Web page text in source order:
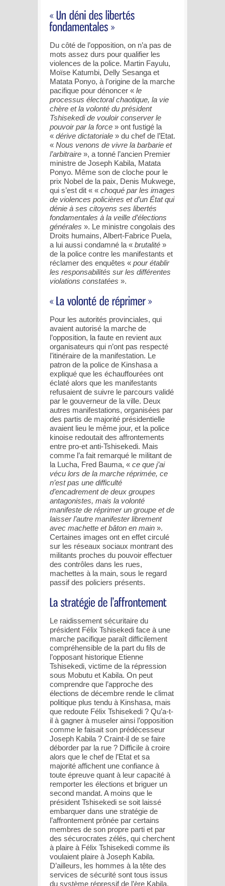
Du côté de l’opposition, on n’a pas de
mots assez durs pour qualifier les
violences de la police. Martin Fayulu,
Moïse Katumbi, Delly Sesanga et
Matata Ponyo, à l’origine de la marche
pacifique pour dénoncer « le
processus électoral chaotique, la vie
chère et la volonté du président
Tshisekedi de vouloir conserver le
pouvoir par la force » ont fustigé la
« dérive dictatoriale » du chef de l’Etat.
« Nous venons de vivre la barbarie et
l’arbitraire », a tonné l’ancien Premier
ministre de Joseph Kabila, Matata
Ponyo. Même son de cloche pour le
prix Nobel de la paix, Denis Mukwege,
qui s’est dit « « choqué par les images
de violences policières et d’un État qui
dénie à ses citoyens ses libertés
fondamentales à la veille d’élections
générales ». Le ministre congolais des
Droits humains, Albert-Fabrice Puela,
a lui aussi condamné la « brutalité »
de la police contre les manifestants et
réclamer des enquêtes « pour établir
les responsabilités sur les différentes
violations constatées ».
Pour les autorités provinciales, qui
avaient autorisé la marche de
l’opposition, la faute en revient aux
organisateurs qui n’ont pas respecté
l’itinéraire de la manifestation. Le
patron de la police de Kinshasa a
expliqué que les échauffourées ont
éclaté alors que les manifestants
refusaient de suivre le parcours validé
par le gouverneur de la ville. Deux
autres manifestations, organisées par
des partis de majorité présidentielle
avaient lieu le même jour, et la police
kinoise redoutait des affrontements
entre pro-et anti-Tshisekedi. Mais
comme l’a fait remarqué le militant de
la Lucha, Fred Bauma, « ce que j’ai
vécu lors de la marche réprimée, ce
n’est pas une difficulté
d’encadrement de deux groupes
antagonistes, mais la volonté
manifeste de réprimer un groupe et de
laisser l’autre manifester librement
avec machette et bâton en main ».
Certaines images ont en effet circulé
sur les réseaux sociaux montrant des
militants proches du pouvoir effectuer
des contrôles dans les rues,
machettes à la main, sous le regard
passif des policiers présents.
Le raidissement sécuritaire du
président Félix Tshisekedi face à une
marche pacifique paraît difficilement
compréhensible de la part du fils de
l’opposant historique Etienne
Tshisekedi, victime de la répression
sous Mobutu et Kabila. On peut
comprendre que l’approche des
élections de décembre rende le climat
politique plus tendu à Kinshasa, mais
que redoute Félix Tshisekedi ? Qu’a-t-
il à gagner à museler ainsi l’opposition
comme le faisait son prédécesseur
Joseph Kabila ? Craint-il de se faire
déborder par la rue ? Difficile à croire
alors que le chef de l’Etat et sa
majorité affichent une confiance à
toute épreuve quant à leur capacité à
remporter les élections et briguer un
second mandat. A moins que le
président Tshisekedi se soit laissé
embarquer dans une stratégie de
l’affrontement prônée par certains
membres de son propre parti et par
des sécurocrates zélés, qui cherchent
à plaire à Félix Tshisekedi comme ils
voulaient plaire à Joseph Kabila.
D’ailleurs, les hommes à la tête des
services de sécurité sont tous issus
du système répressif de l’ère Kabila.